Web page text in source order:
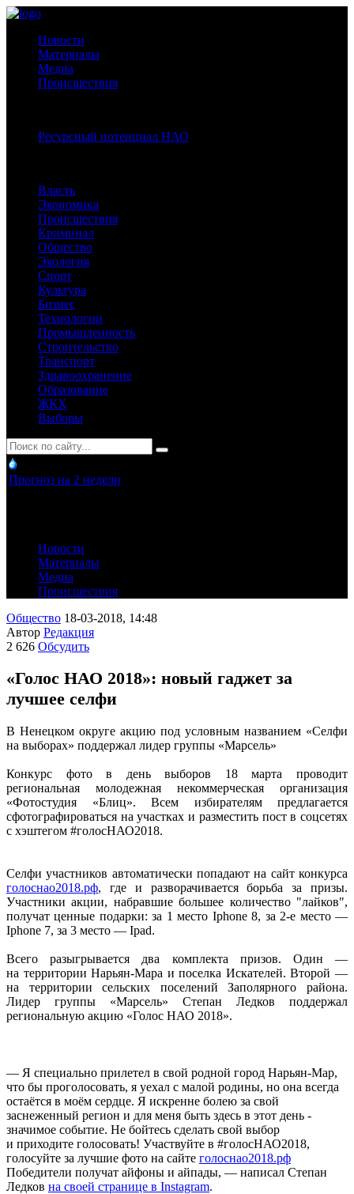
Новости
Материалы
Медиа
Происшествия
Ресурсный потенциал НАО
Власть
Экономика
Происшествия
Криминал
Общество
Экология
Спорт
Культура
Бизнес
Технологии
Промышленность
Строительство
Транспорт
Здравоохранение
Образование
ЖКХ
Выборы
Прогноз на 2 недели
Новости
Материалы
Медиа
Происшествия
Общество 18-03-2018, 14:48
Автор Редакция
2 626 Обсудить
«Голос НАО 2018»: новый гаджет за
лучшее селфи
В Ненецком округе акцию под условным названием «Селфи
на выборах» поддержал лидер группы «Марсель»
Конкурс фото в день выборов 18 марта проводит
региональная молодежная некоммерческая организация
«Фотостудия «Блиц». Всем избирателям предлагается
сфотографироваться на участках и разместить пост в соцсетях
с хэштегом #голосНАО2018.
Селфи участников автоматически попадают на сайт конкурса
голоснао2018.рф, где и разворачивается борьба за призы.
Участники акции, набравшие большее количество "лайков",
получат ценные подарки: за 1 место Iphone 8, за 2-е место —
Iphone 7, за 3 место — Ipad.
Всего разыгрывается два комплекта призов. Один —
на территории Нарьян-Мара и поселка Искателей. Второй —
на территории сельских поселений Заполярного района.
Лидер группы «Марсель» Степан Ледков поддержал
региональную акцию «Голос НАО 2018».
— Я специально прилетел в свой родной город Нарьян-Мар,
что бы проголосовать, я уехал с малой родины, но она всегда
остаётся в моём сердце. Я искренне болею за свой
заснеженный регион и для меня быть здесь в этот день -
значимое событие. Не бойтесь сделать свой выбор
и приходите голосовать! Участвуйте в #голосНАО2018,
голосуйте за лучшие фото на сайте голоснао2018.рф
Победители получат айфоны и айпады, — написал Степан
Ледков на своей странице в Instagram.